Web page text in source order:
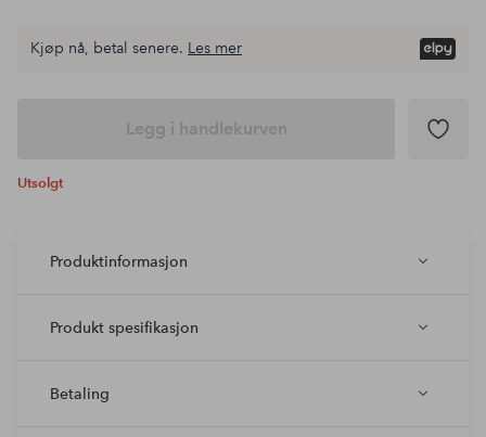
Kjøp nå, betal senere. Les mer
Legg i handlekurven
Utsolgt
Produktinformasjon
Produkt spesifikasjon
Betaling